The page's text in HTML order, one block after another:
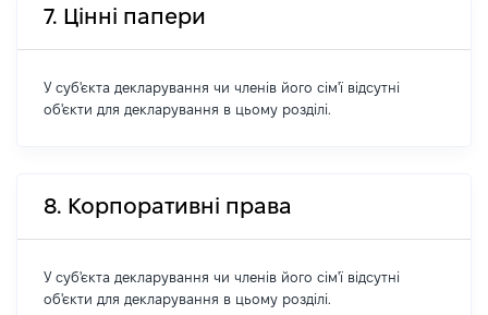
7. Цінні папери
У суб'єкта декларування чи членів його сім'ї відсутні
об'єкти для декларування в цьому розділі.
8. Корпоративні права
У суб'єкта декларування чи членів його сім'ї відсутні
об'єкти для декларування в цьому розділі.